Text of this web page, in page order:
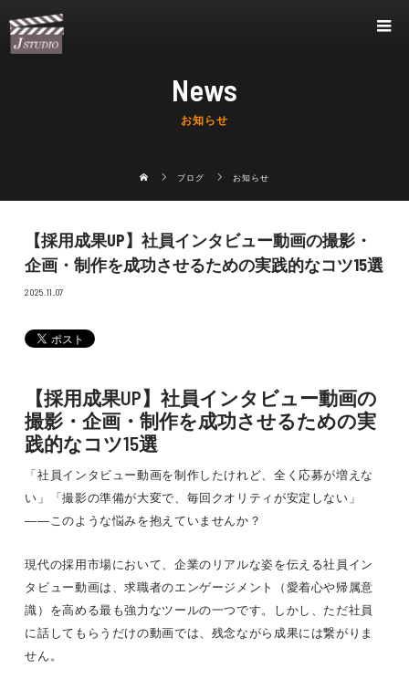
News
お知らせ
ブログ お知らせ
【採用成果UP】社員インタビュー動画の撮影・
企画・制作を成功させるための実践的なコツ15選
2025.11.07
【採用成果UP】社員インタビュー動画の
撮影・企画・制作を成功させるための実
践的なコツ15選
「社員インタビュー動画を制作したけれど、全く応募が増えな
い」「撮影の準備が大変で、毎回クオリティが安定しない」
――このような悩みを抱えていませんか？
現代の採用市場において、企業のリアルな姿を伝える社員イン
タビュー動画は、求職者のエンゲージメント（愛着心や帰属意
識）を高める最も強力なツールの一つです。しかし、ただ社員
に話してもらうだけの動画では、残念ながら成果には繋がりま
せん。